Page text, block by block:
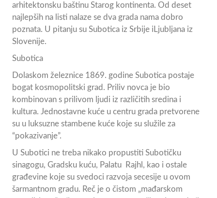
arhitektonsku baštinu Starog kontinenta. Od deset
najlepših na listi nalaze se dva grada nama dobro
poznata. U pitanju su Subotica iz Srbije iLjubljana iz
Slovenije.
Subotica
Dolaskom železnice 1869. godine Subotica postaje
bogat kosmopolitski grad. Priliv novca je bio
kombinovan s prilivom ljudi iz različitih sredina i
kultura. Jednostavne kuće u centru grada pretvorene
su u luksuzne stambene kuće koje su služile za
“pokazivanje”.
U Subotici ne treba nikako propustiti Subotičku
sinagogu, Gradsku kuću, Palatu Rajhl, kao i ostale
građevine koje su svedoci razvoja secesije u ovom
šarmantnom gradu. Reč je o čistom „mađarskom